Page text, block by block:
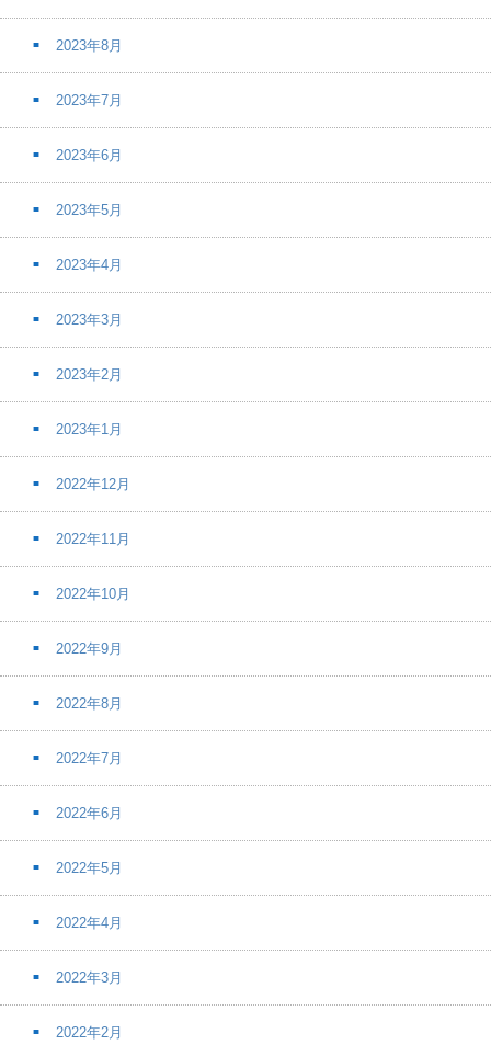
2023年8月
2023年7月
2023年6月
2023年5月
2023年4月
2023年3月
2023年2月
2023年1月
2022年12月
2022年11月
2022年10月
2022年9月
2022年8月
2022年7月
2022年6月
2022年5月
2022年4月
2022年3月
2022年2月